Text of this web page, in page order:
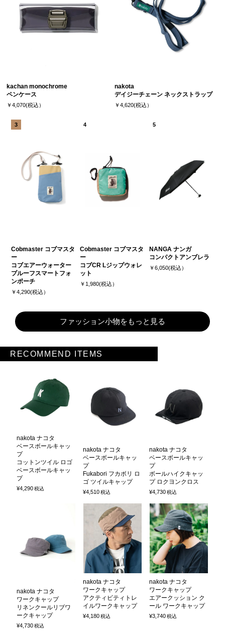
kachan monochrome
ペンケース
￥4,070(税込）
nakota
デイジーチェーン ネックストラップ
￥4,620(税込）
Cobmaster コブマスタ
ー
コブエアーウォーター
プルーフスマートフォ
ンポーチ
￥4,290(税込）
Cobmaster コブマスタ
ー
コブCR Lジップウォレ
ット
￥1,980(税込）
NANGA ナンガ
コンパクトアンブレラ
￥6,050(税込）
ファッション小物をもっと見る
RECOMMEND ITEMS
nakota ナコタ
ベースボールキャッ
プ
コットンツイル ロゴ
ベースボールキャッ
プ
¥4,290税込
nakota ナコタ
ベースボールキャッ
プ
Fukabori フカボリ ロ
ゴ ツイルキャップ
¥4,510税込
nakota ナコタ
ベースボールキャッ
プ
ボールハイクキャッ
プ ロクヨンクロス
¥4,730税込
nakota ナコタ
ワークキャップ
リネンクールリブワ
ークキャップ
¥4,730税込
nakota ナコタ
ワークキャップ
アクティビティトレ
イルワークキャップ
¥4,180税込
nakota ナコタ
ワークキャップ
エアークッション ク
ール ワークキャップ
¥3,740税込